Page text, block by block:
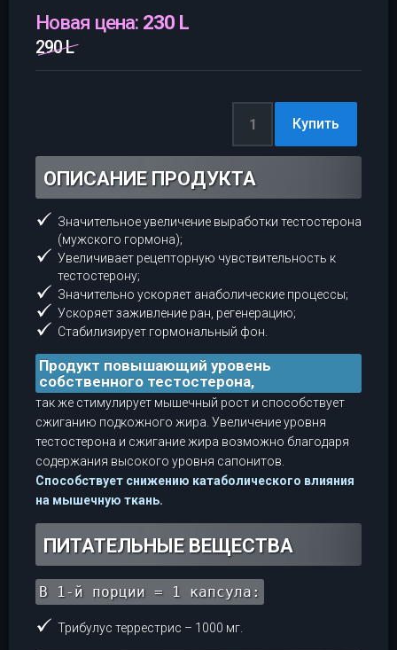
Новая цена: 230 L
290 L
ОПИСАНИЕ ПРОДУКТА
Значительное увеличение выработки тестостерона
(мужского гормона);
Увеличивает рецепторную чувствительность к
тестостерону;
Значительно ускоряет анаболические процессы;
Ускоряет заживление ран, регенерацию;
Стабилизирует гормональный фон.
Продукт повышающий уровень
собственного тестостерона,
так же стимулирует мышечный рост и способствует
сжиганию подкожного жира. Увеличение уровня
тестостерона и сжигание жира возможно благодаря
содержания высокого уровня сапонитов.
Способствует снижению катаболического влияния
на мышечную ткань.
ПИТАТЕЛЬНЫЕ ВЕЩЕСТВА
В 1-й порции = 1 капсула:
Трибулус террестрис – 1000 мг.